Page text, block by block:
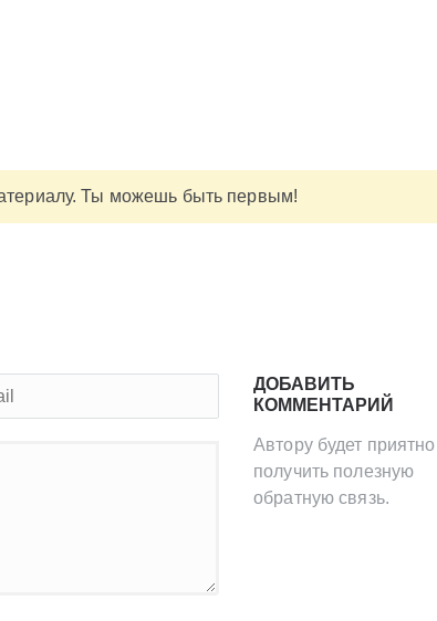
Ты можешь быть первым!
ДОБАВИТЬ
КОММЕНТАРИЙ
Автору будет приятно
получить полезную
обратную связь.